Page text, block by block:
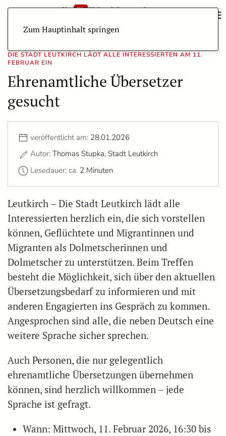
Zum Hauptinhalt springen
DIE STADT LEUTKIRCH LÄDT ALLE INTERESSIERTEN AM 11.
FEBRUAR EIN
Ehrenamtliche Übersetzer
gesucht
veröffentlicht am: 28.01.2026
Autor: Thomas Stupka, Stadt Leutkirch
Lesedauer: ca. 2 Minuten
Leutkirch – Die Stadt Leutkirch lädt alle
Interessierten herzlich ein, die sich vorstellen
können, Geflüchtete und Migrantinnen und
Migranten als Dolmetscherinnen und
Dolmetscher zu unterstützen. Beim Treffen
besteht die Möglichkeit, sich über den aktuellen
Übersetzungsbedarf zu informieren und mit
anderen Engagierten ins Gespräch zu kommen.
Angesprochen sind alle, die neben Deutsch eine
weitere Sprache sicher sprechen.
Auch Personen, die nur gelegentlich
ehrenamtliche Übersetzungen übernehmen
können, sind herzlich willkommen – jede
Sprache ist gefragt.
Wann: Mittwoch, 11. Februar 2026, 16:30 bis